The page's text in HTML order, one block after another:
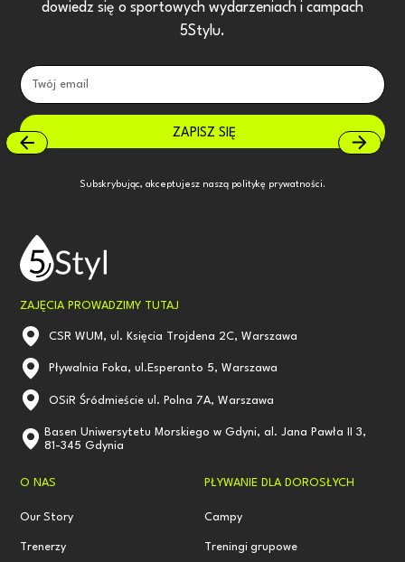
dowiedz się o sportowych wydarzeniach i campach
5Stylu.
Subskrybując, akceptujesz naszą politykę prywatności.
ZAJĘCIA PROWADZIMY TUTAJ
CSR WUM, ul. Księcia Trojdena 2C, Warszawa
Pływalnia Foka, ul.Esperanto 5, Warszawa
OSiR Śródmieście ul. Polna 7A, Warszawa
Basen Uniwersytetu Morskiego w Gdyni, al. Jana Pawła II 3,
81-345 Gdynia
O NAS
Our Story
Trenerzy
PŁYWANIE DLA DOROSŁYCH
Campy
Treningi grupowe